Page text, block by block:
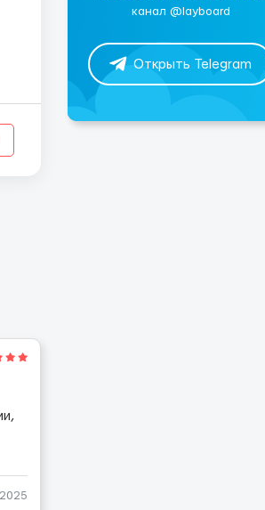
канал @layboard
Открыть Telegram